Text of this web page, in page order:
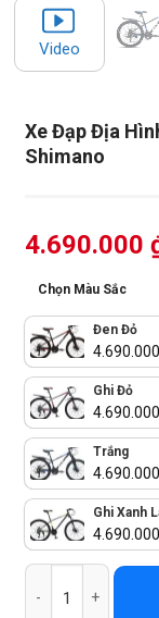
Xe Đạp Địa
Shimano
Video
4.690.000
Chọn Màu Sắc
Đen Đỏ
4.690.000
Ghi Đỏ
4.690.000
Trắng
4.690.000
Ghi Xanh
4.690.000
Xe Đạp Địa Hình